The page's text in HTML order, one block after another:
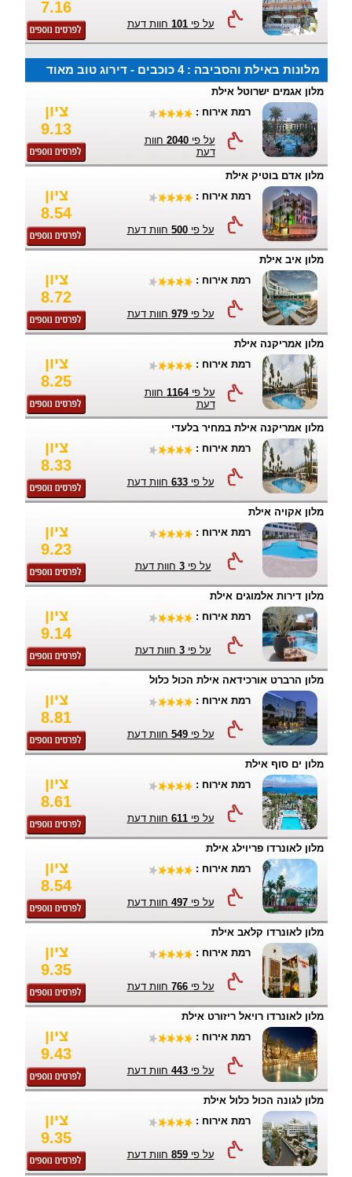
7.16
על פי101 חוות דעת
מלונות באילת והסביבה : 4 כוכבים - דירוג טוב מאוד
מלון אגמים ישרוטל אילת
ציון
9.13
רמת אירוח :
על פי2040 חוות
דעת
מלון אדם בוטיק אילת
ציון
8.54
רמת אירוח :
על פי500 חוות דעת
מלון איב אילת
ציון
8.72
רמת אירוח :
על פי979 חוות דעת
מלון אמריקנה אילת
ציון
8.25
רמת אירוח :
על פי1164 חוות
דעת
מלון אמריקנה אילת במחיר בלעדי
ציון
8.33
רמת אירוח :
על פי633 חוות דעת
מלון אקויה אילת
ציון
9.23
רמת אירוח :
על פי3 חוות דעת
מלון דירות אלמוגים אילת
ציון
9.14
רמת אירוח :
על פי3 חוות דעת
מלון הרברט אורכידאה אילת הכול כלול
ציון
8.81
רמת אירוח :
על פי549 חוות דעת
מלון ים סוף אילת
ציון
8.61
רמת אירוח :
על פי611 חוות דעת
מלון לאונרדו פריוילג אילת
ציון
8.54
רמת אירוח :
על פי497 חוות דעת
מלון לאונרדו קלאב אילת
ציון
9.35
רמת אירוח :
על פי766 חוות דעת
מלון לאונרדו רויאל ריזורט אילת
ציון
9.43
רמת אירוח :
על פי443 חוות דעת
מלון לגונה הכול כלול אילת
ציון
9.35
רמת אירוח :
על פי859 חוות דעת